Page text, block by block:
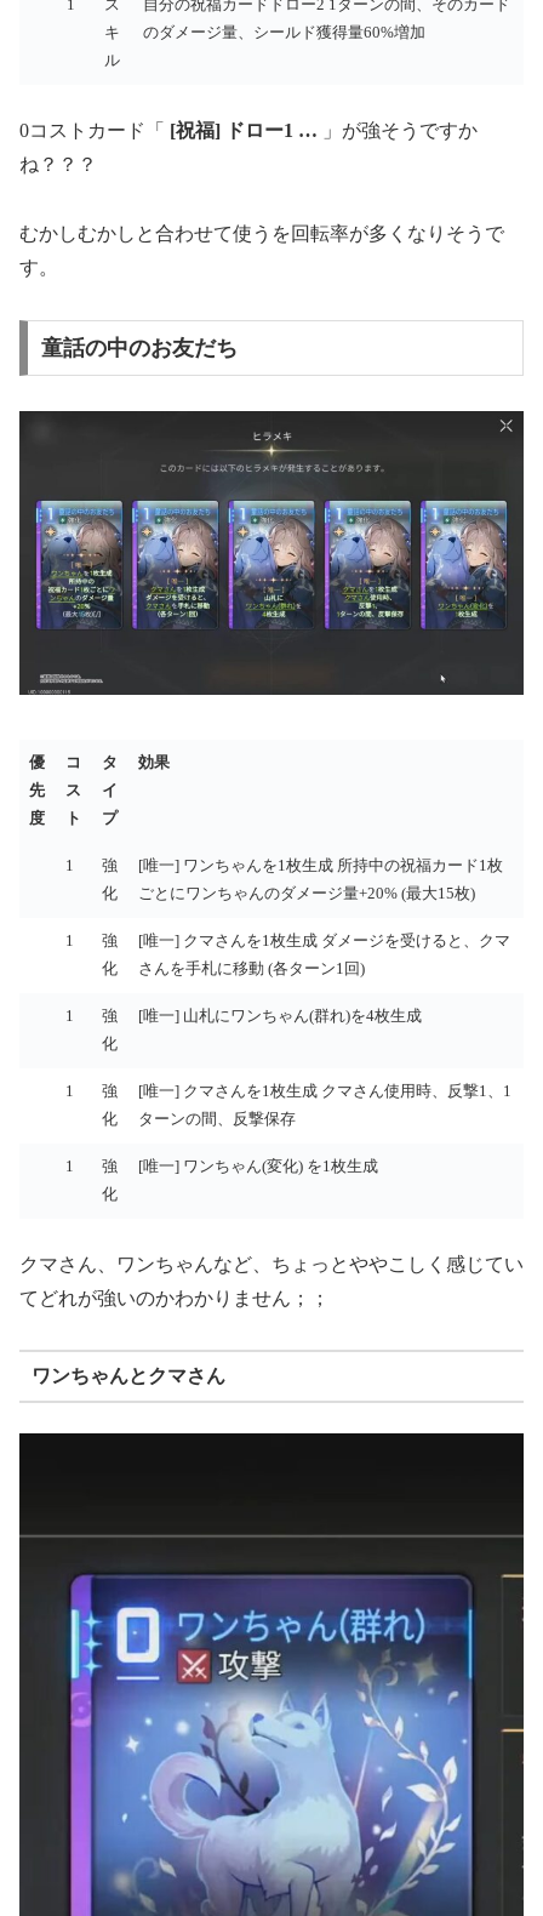
1
ス
キ
ル
自分の祝福カードドロー2 1ターンの間、そのカード
のダメージ量、シールド獲得量60%増加
0コストカード「 [祝福] ドロー1 … 」が強そうですか
ね？？？
むかしむかしと合わせて使うを回転率が多くなりそうで
す。
童話の中のお友だち
優
先
度
コ
ス
ト
タ
イ
プ
効果
タ
イ
効果
1
強
化
[唯一] ワンちゃんを1枚生成 所持中の祝福カード1枚
ごとにワンちゃんのダメージ量+20% (最大15枚)
1
強
化
[唯一] クマさんを1枚生成 ダメージを受けると、クマ
さんを手札に移動 (各ターン1回)
1
強
化
[唯一] 山札にワンちゃん(群れ)を4枚生成
1
強
化
[唯一] クマさんを1枚生成 クマさん使用時、反撃1、1
ターンの間、反撃保存
1
強
化
[唯一] ワンちゃん(変化) を1枚生成
クマさん、ワンちゃんなど、ちょっとややこしく感じてい
てどれが強いのかわかりません；；
ワンちゃんとクマさん